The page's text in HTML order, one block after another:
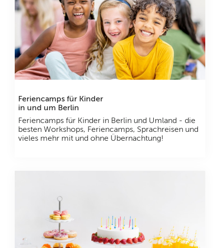
Feriencamps für Kinder
in und um Berlin
Feriencamps für Kinder in Berlin und Umland - die
besten Workshops, Feriencamps, Sprachreisen und
vieles mehr mit und ohne Übernachtung!